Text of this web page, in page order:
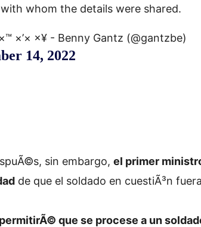
whom the details were shared.
×’× ×¥ - Benny Gantz (@gantzbe)
14, 2022
sin embargo, el primer
de que el soldado en cuestiÃ³n
que se procese a un